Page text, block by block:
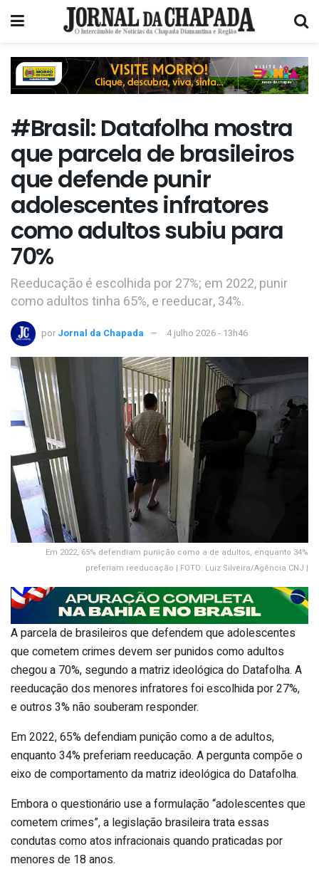
#Brasil: Datafolha mostra
que parcela de brasileiros
que defende punir
adolescentes infratores
como adultos subiu para
70%
Reeducação é escolhida por 27%; em 2022, punir
como adultos tinha 65%, e reeducar, 34%.
por Jornal da Chapada 4 julho 2026 - 13h46
Em 2022, 65% defendiam punição como a de adultos, enquanto 34%
preferiam reeducação | FOTO: Luiz Silveira/Agência CNJ |
A parcela de brasileiros que defendem que adolescentes
que cometem crimes devem ser punidos como adultos
chegou a 70%, segundo a matriz ideológica do Datafolha. A
reeducação dos menores infratores foi escolhida por 27%,
e outros 3% não souberam responder.
Em 2022, 65% defendiam punição como a de adultos,
enquanto 34% preferiam reeducação. A pergunta compõe o
eixo de comportamento da matriz ideológica do Datafolha.
Embora o questionário use a formulação “adolescentes que
cometem crimes”, a legislação brasileira trata essas
condutas como atos infracionais quando praticadas por
menores de 18 anos.